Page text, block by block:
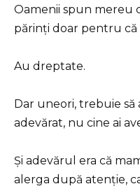
Oamenii spun mereu
părinți doar pentru că
Au dreptate.
Dar uneori, trebuie să
adevărat, nu cine ai
Și adevărul era că
alerga după atenție,